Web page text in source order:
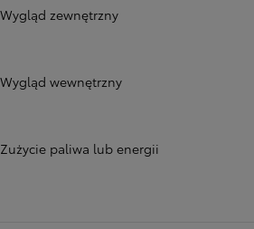
Wygląd zewnętrzny
Wygląd wewnętrzny
Zużycie paliwa lub energii